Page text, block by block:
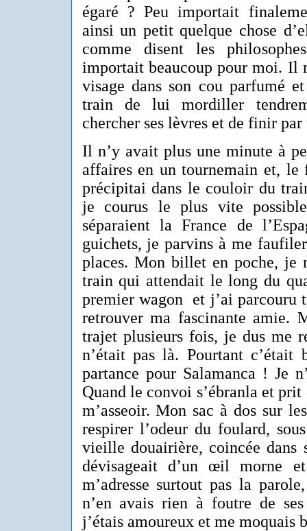
égaré ? Peu importait
ainsi un petit quelque chose
comme disent les
importait beaucoup pour moi. Il
visage dans son cou parfumé
train de lui mordiller
chercher ses lèvres et de finir
Il n’y avait plus une minute à
affaires en un tournemain et,
précipitai dans le couloir du
je courus le plus vite
séparaient la France de
guichets, je parvins à me
places. Mon billet en poche, je
train qui attendait le long du
premier wagon et j’ai parcouru
retrouver ma fascinante amie.
trajet plusieurs fois, je dus me
n’était pas là. Pourtant
partance pour Salamanca ! Je
Quand le convoi s’ébranla et
m’asseoir. Mon sac à dos sur
respirer l’odeur du foulard,
vieille douairière, coincée dans
dévisageait d’un œil morne
m’adresse surtout pas la
n’en avais rien à foutre de
j’étais amoureux et me moquais